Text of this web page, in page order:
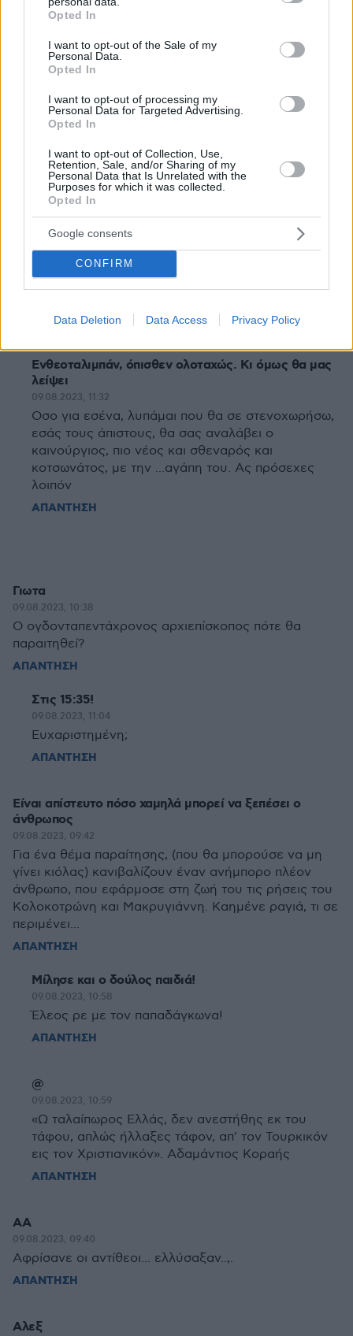
grant or deny consent to Google and its third-party tags to
use your data for below specified purposes in below Google
consent section.
Opted In
I want to opt-out of the Sale of my
Personal Data.
Opted In
I want to opt-out of processing my
Personal Data for Targeted Advertising.
Opted In
I want to opt-out of Collection, Use,
Retention, Sale, and/or Sharing of my
Personal Data that Is Unrelated with the
Purposes for which it was collected.
Opted In
Google consents
CONFIRM
Data Deletion Data Access Privacy Policy
Ο άγιος που μόνο άγιος δεν ήταν.
ΑΠΑΝΤΗΣΗ
κιόλας
09.08.2023, 11:36
περισσότερο ξύλο. Ας προσέχατε
ΑΠΑΝΤΗΣΗ
Επιτέλους!
09.08.2023, 11:03
Μια πολύ αρνητική, παρουσία στη Θεσσαλονίκη
ευτυχώς ξεκουμπίστηκε! Τοξικός, ψέκας, γεμάτος
μίσος για τους άλλους ο λεγάμενος. Δεν θα λείψει
Ενθεοταλιμπάν, όπισθεν ολοταχώς. Κι όμως θα μας
λείψει
09.08.2023, 11:32
Οσο για εσένα, λυπάμαι που θα σε στενοχωρήσω,
εσάς τους άπιστους, θα σας αναλάβει ο
καινούργιος, πιο νέος και σθεναρός και
κοτσωνάτος, με την ...αγάπη του. Ας πρόσεχες
λοιπόν
ΑΠΑΝΤΗΣΗ
Γιωτα
09.08.2023, 10:38
Ο ογδονταπεντάχρονος αρχιεπίσκοπος πότε θα
παραιτηθεί?
ΑΠΑΝΤΗΣΗ
Στις 15:35!
09.08.2023, 11:04
Ευχαριστημένη;
ΑΠΑΝΤΗΣΗ
Είναι απίστευτο πόσο χαμηλά μπορεί να ξεπέσει ο
άνθρωπος
09.08.2023, 09:42
Για ένα θέμα παραίτησης, (που θα μπορούσε να μη
γίνει κιόλας) κανιβαλίζουν έναν ανήμπορο πλέον
άνθρωπο, που εφάρμοσε στη ζωή του τις ρήσεις του
Κολοκοτρώνη και Μακρυγιάννη. Καημένε ραγιά, τι σε
περιμένει...
ΑΠΑΝΤΗΣΗ
Μίλησε και ο δούλος παιδιά!
09.08.2023, 10:58
Έλεος ρε με τον παπαδάγκωνα!
ΑΠΑΝΤΗΣΗ
@
09.08.2023, 10:59
«Ω ταλαίπωρος Ελλάς, δεν ανεστήθης εκ του
τάφου, απλώς ήλλαξες τάφον, απ' τον Τουρκικόν
εις τον Χριστιανικόν». Αδαμάντιος Κοραής
ΑΠΑΝΤΗΣΗ
ΑΑ
09.08.2023, 09:40
Αφρίσανε οι αντίθεοι... ελλύσαξαν..,.
ΑΠΑΝΤΗΣΗ
Αλεξ